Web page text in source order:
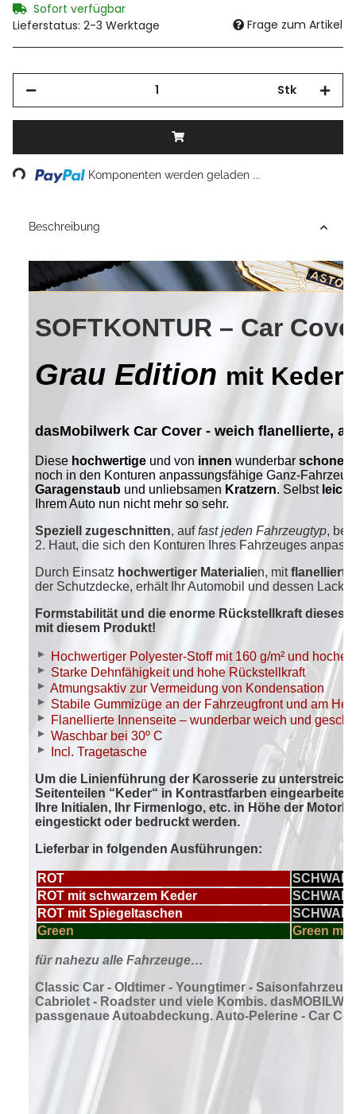
Sofort verfügbar
Lieferstatus: 2-3 Werktage
Frage zum Artikel
Stk
Loading... Komponenten werden geladen ...
Beschreibung